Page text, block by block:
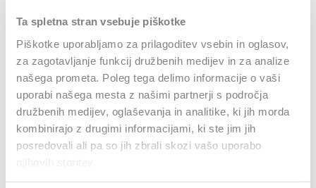
Ta spletna stran vsebuje piškotke
Piškotke uporabljamo za prilagoditev vsebin in oglasov,
za zagotavljanje funkcij družbenih medijev in za analize
našega prometa. Poleg tega delimo informacije o vaši
uporabi našega mesta z našimi partnerji s področja
družbenih medijev, oglaševanja in analitike, ki jih morda
kombinirajo z drugimi informacijami, ki ste jim jih
posredovali ali pa so jih zbrali skozi vašo uporabo
Morda pa sploh ni naključje, da Mojca Avšič obožuje
ravno veter. V NLB ga je vsekakor prinesla, v
najboljšem pomenu besede. Mojca, ki je odgovorna za
strateški marketing NLB Skupine, je namreč ena od
najbolj izkušenih strokovnjakinj iz sveta marketinga, ne
le v Sloveniji, ampak tudi v regiji. Prevzela je skrb za
razvoj in delovanje strateškega marketinga na ravni
etike so bili vidni že zelo hitro, s tem pa je potrdila tudi